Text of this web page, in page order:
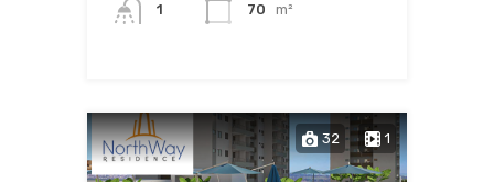
1 70 m²
32 1